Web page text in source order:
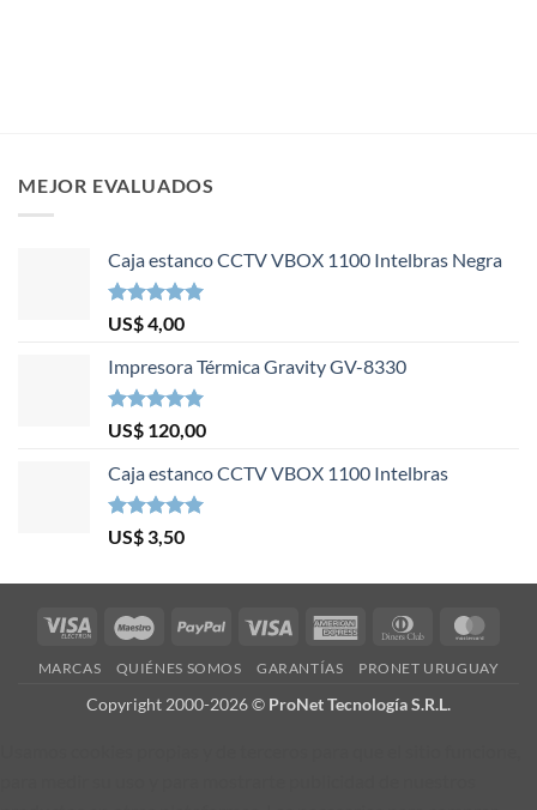
MEJOR EVALUADOS
Caja estanco CCTV VBOX 1100 Intelbras Negra
Valorado en
5.00
de 5
US$4,00
Impresora Térmica Gravity GV-8330
Valorado en
5.00
de 5
US$ 120,00
Caja estanco CCTV VBOX 1100 Intelbras
Valorado en
5.00
de 5
US$ 3,50
Visa
Maestro PayPal Visa
American
Dinners
MARCAS QUIÉNES SOMOS GARANTÍAS PRONET URUGUAY
Copyright 2000-2026 © ProNet Tecnología S.R.L.